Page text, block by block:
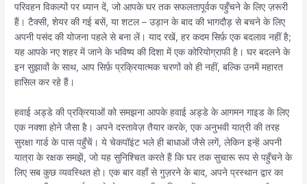
परिवहन विकल्पों पर ध्यान दें, जो आपके घर तक सफलतापूर्वक पहुँचने के लिए ज़रूरी
हैं। टैक्सी, शेयर की गई बसें, या शटल – उड़ान के बाद की भागदौड़ से बचने के लिए
अपनी पसंद की योजना पहले से बना लें। याद रखें, हर कदम सिर्फ़ एक बदलाव नहीं है;
यह आपके नए शहर में जाने के भविष्य की दिशा में एक कोरियोग्राफी है। घर बदलने के
इन सुझावों के साथ, आप सिर्फ़ प्रक्रियात्मक चरणों को ही नहीं, बल्कि उनमें महारत
हासिल कर रहे हैं।
हवाई अड्डे की प्रक्रियाओं को समझना आपके हवाई अड्डे के आगमन गाइड के लिए
एक नक्शा होने जैसा है। अपने दस्तावेज़ तैयार करके, एक अनुभवी यात्री की तरह
सुरक्षा गार्ड के पास पहुँचें। ये चेकपॉइंट भले ही बाधाओं जैसे लगें, लेकिन इन्हें अपनी
यात्रा के रक्षक समझें, जो यह सुनिश्चित करते हैं कि घर तक सुचारू रूप से पहुँचने के
लिए सब कुछ व्यवस्थित हो। एक बार वहाँ से गुज़रने के बाद, अपने प्रस्थान द्वार का